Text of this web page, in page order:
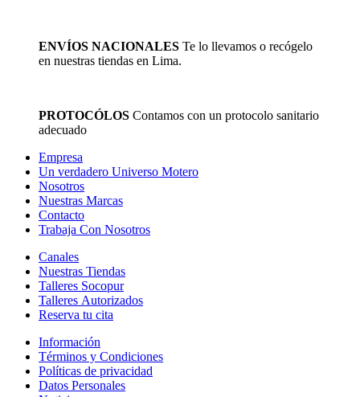
ENVÍOS NACIONALES Te lo llevamos o recógelo
en nuestras tiendas en Lima.
PROTOCÓLOS Contamos con un protocolo sanitario
adecuado
Empresa
Un verdadero Universo Motero
Nosotros
Nuestras Marcas
Contacto
Trabaja Con Nosotros
Canales
Nuestras Tiendas
Talleres Socopur
Talleres Autorizados
Reserva tu cita
Información
Términos y Condiciones
Políticas de privacidad
Datos Personales